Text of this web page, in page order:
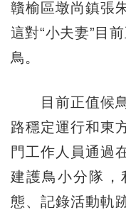
贛榆區墩尚鎮張
這對“小夫妻”目
鳥。
目前正值候鳥
路穩定運行和東
門工作人員通過
建護鳥小分隊，
態、記錄活動軌